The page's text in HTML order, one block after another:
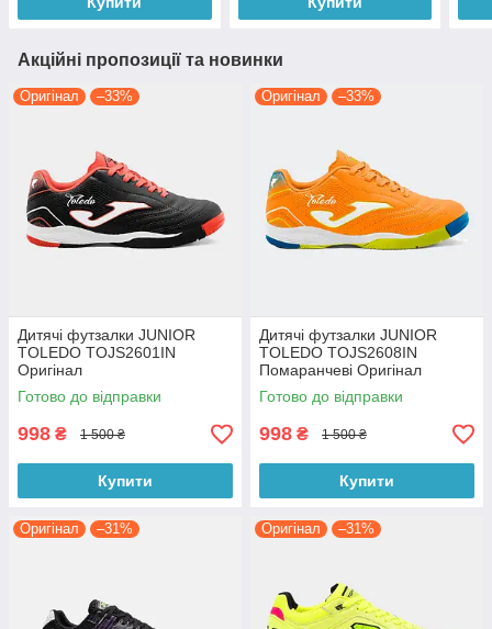
Акційні пропозиції та новинки
Оригінал –33%
Дитячі футзалки JUNIOR
TOLEDO TOJS2601IN
Оригінал
Готово до відправки
998 ₴ 1 500 ₴
Купити
Оригінал –33%
Дитячі футзалки JUNIOR
TOLEDO TOJS2608IN
Помаранчеві Оригінал
Готово до відправки
998 ₴ 1 500 ₴
Купити
Оригінал –31% Оригінал –31%